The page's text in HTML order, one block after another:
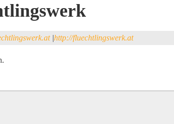
|http://fluechtlingswerk.at